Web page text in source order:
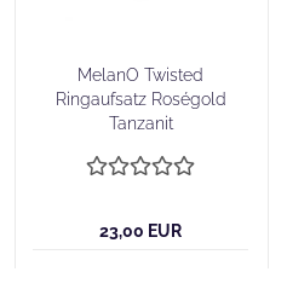
MelanO Twisted
Ringaufsatz Roségold
Tanzanit
23,00 EUR